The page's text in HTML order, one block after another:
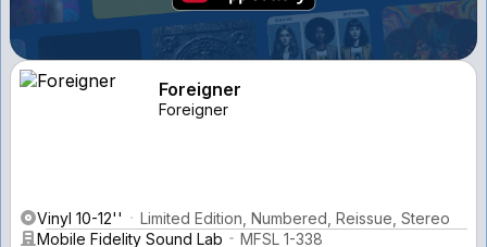
Foreigner
Foreigner
Vinyl 10-12''
Limited Edition, Numbered, Reissue, Stereo
Mobile Fidelity Sound Lab
MFSL 1-338